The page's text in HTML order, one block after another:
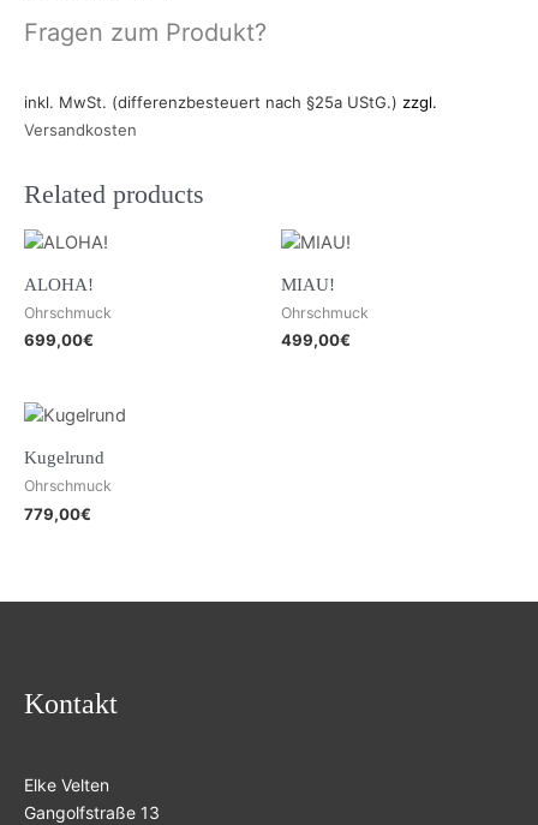
Fragen zum Produkt?
inkl. MwSt. (differenzbesteuert nach §25a UStG.) zzgl.
Versandkosten
Related products
ALOHA!
Ohrschmuck
699,00€
MIAU!
Ohrschmuck
499,00€
Kugelrund
Ohrschmuck
779,00€
Kontakt
Elke Velten
Gangolfstraße 13